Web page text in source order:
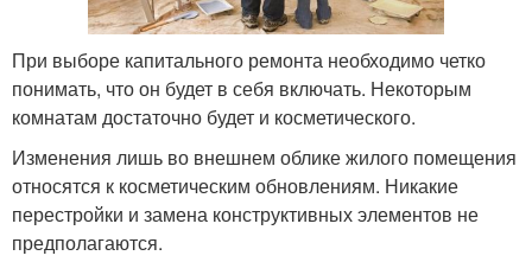
При выборе капитального ремонта необходимо четко
понимать, что он будет в себя включать. Некоторым
комнатам достаточно будет и косметического.
Изменения лишь во внешнем облике жилого помещения
относятся к косметическим обновлениям. Никакие
перестройки и замена конструктивных элементов не
предполагаются.